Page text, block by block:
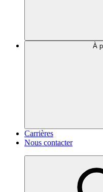
À
Carrières
Nous contacter